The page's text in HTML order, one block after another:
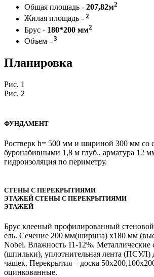
Общая площадь - 207,82м2
Жилая площадь - 2
Брус - 180*200 мм2
Объем - 3
Планировка
Рис. 1
Рис. 2
ФУНДАМЕНТ
Ростверк h= 500 мм и шириной 300 мм со
буронабивными 1,8 м глуб., арматура 12
гидроизоляция по периметру.
СТЕНЫ С ПЕРЕКРЫТИЯМИ
ЭТАЖЕЙ СТЕНЫ С ПЕРЕКРЫТИЯМИ
ЭТАЖЕЙ
Брус клееный профилированный
ель. Сечение 200 мм(ширина) х180 мм
Nobel. Влажность 11-12%.
(шпильки), уплотнительная лента (ПСУЛ)
чашек. Перекрытия – доска
оцинкованные.